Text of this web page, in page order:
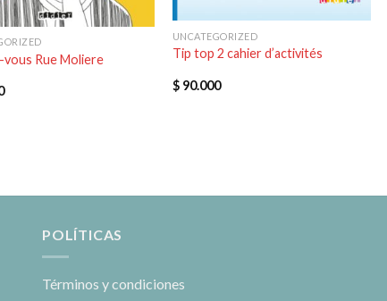
vous Rue Moliere
UNCATEGORIZED
Tip top 2 cahier d’activités
$90.000
POLÍTICAS
Términos y condiciones